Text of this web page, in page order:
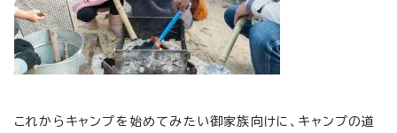
これからキャンプを始めてみたい御家族向けに、キャンプの道